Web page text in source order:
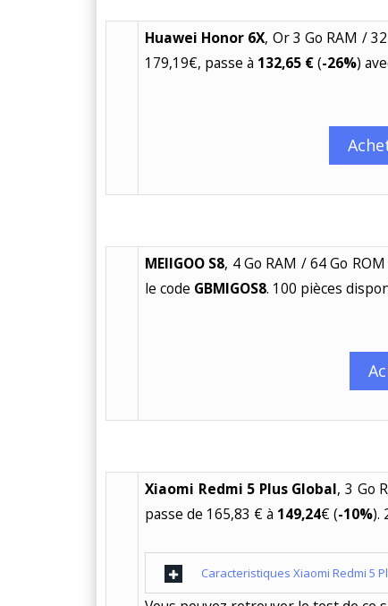
Huawei Honor 6X, Or 3 Go RAM /
179,19€, passe à 132,65 €(-26%)
MEIIGOO S8, 4 Go RAM / 64 Go
le code GBMIGOS8. 100 pièces
Xiaomi Redmi 5 Plus Global, 3 Go
passe de 165,83 € à 149,24€ (-10%).
Caracteristiques Xiaomi Redmi 5